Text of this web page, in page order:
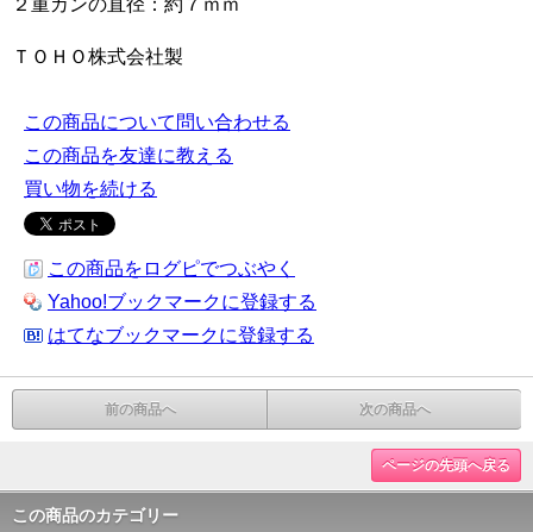
ＴＯＨＯ株式会社製
この商品について問い合わせる
この商品を友達に教える
買い物を続ける
この商品をログピでつぶやく
Yahoo!ブックマークに登録する
はてなブックマークに登録する
前の商品へ 次の商品へ
ページの先頭へ戻る
この商品のカテゴリー